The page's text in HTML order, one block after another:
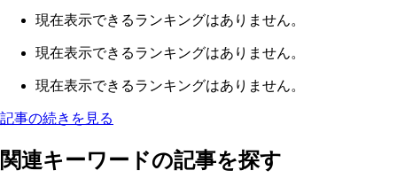
現在表示できるランキングはありません。
現在表示できるランキングはありません。
現在表示できるランキングはありません。
記事の続きを見る
関連キーワードの記事を探す